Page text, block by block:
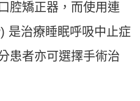
腔矯正器，而使用連
是治療睡眠呼吸中止症
患者亦可選擇手術治